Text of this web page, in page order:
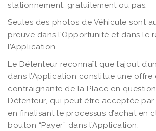
stationnement, gratuitement ou pas.
Seules des photos de Véhicule sont
preuve dans l’Opportunité et dans le
l’Application.
Le Détenteur reconnaît que l’ajout
dans l’Application constitue une offre
contraignante de la Place en
Détenteur, qui peut être acceptée
en finalisant le processus d’achat en
bouton “Payer” dans l’Application.